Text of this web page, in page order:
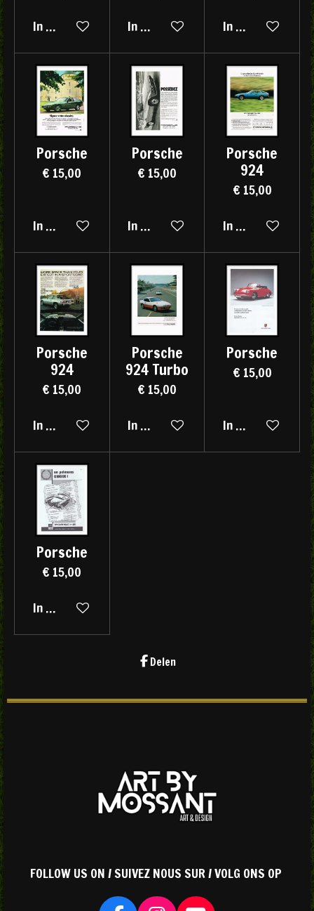
In winkelwagen In winkelwagen In winkelwagen
Porsche
€ 15,00
In winkelwagen
Porsche
€ 15,00
In winkelwagen
Porsche
924
€ 15,00
In winkelwagen
Porsche
924
€ 15,00
In winkelwagen
Porsche
924 Turbo
€ 15,00
In winkelwagen
Porsche
€ 15,00
In winkelwagen
Porsche
€ 15,00
In winkelwagen
Delen
FOLLOW US ON / SUIVEZ NOUS SUR / VOLG ONS OP